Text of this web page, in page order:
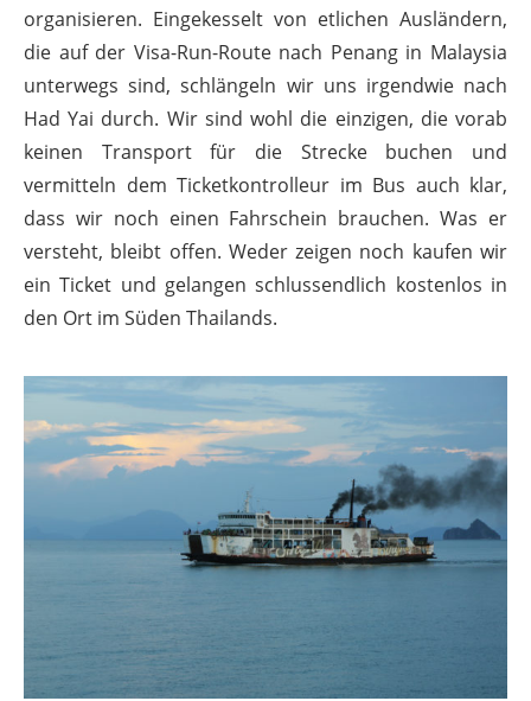
organisieren. Eingekesselt von etlichen Ausländern,
die auf der Visa-Run-Route nach Penang in Malaysia
unterwegs sind, schlängeln wir uns irgendwie nach
Had Yai durch. Wir sind wohl die einzigen, die vorab
keinen Transport für die Strecke buchen und
vermitteln dem Ticketkontrolleur im Bus auch klar,
dass wir noch einen Fahrschein brauchen. Was er
versteht, bleibt offen. Weder zeigen noch kaufen wir
ein Ticket und gelangen schlussendlich kostenlos in
den Ort im Süden Thailands.